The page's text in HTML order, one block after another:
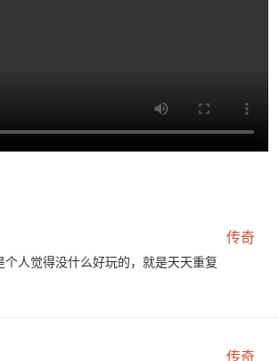
传奇
人觉得没什么好玩的，就是天天重复
传奇